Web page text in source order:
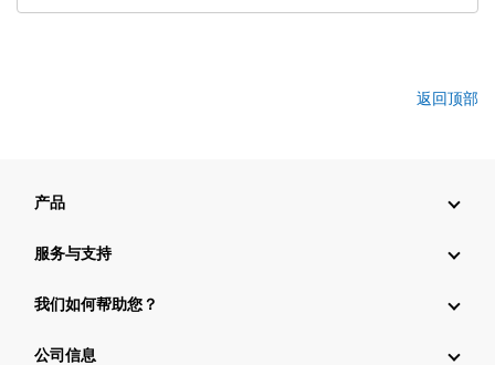
返回顶部
产品
服务与支持
我们如何帮助您？
公司信息